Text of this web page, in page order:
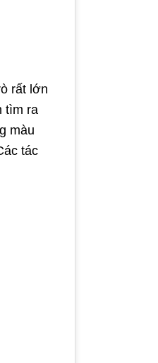
rất lớn
tìm ra
màu
tác